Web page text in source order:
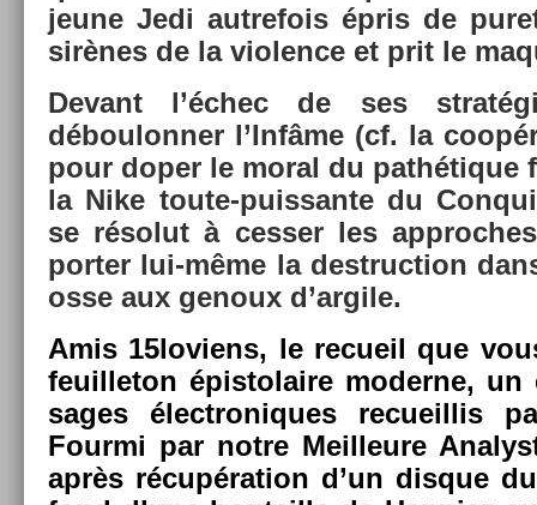
jeune Jedi aut­refois épris de
sirènes de la viol­ence et prit le
De­vant l’échec de ses
déboulonn­er l’Infâme (cf. la
pour doper le moral du pathétique
la Nike toute-puissante du
se résolut à cess­er les
port­er lui-même la de­struc­tion
os­se aux genoux d’ar­gile.
Amis 15loviens, le re­cueil que
feuil­leton épis­tolaire moder­ne,
sages électroniques re­cueil­lis
Four­mi par notre Meil­leure
après récupéra­tion d’un dis­que